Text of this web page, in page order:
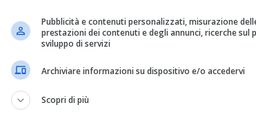
basse
Pubblicità e contenuti personalizzati, misurazione
prestazioni dei contenuti e degli annunci, ricerche sul
sviluppo di servizi
Archiviare informazioni su dispositivo e/o accedervi
Scopri di più